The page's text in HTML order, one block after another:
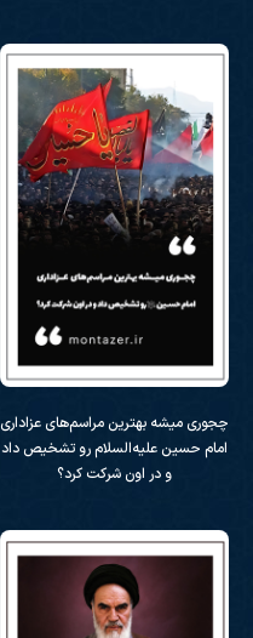
چجوری میشه بهترین مراسم‌های‌ عزاداری
امام حسین علیه‌السلام رو تشخیص داد
و در اون شرکت کرد؟